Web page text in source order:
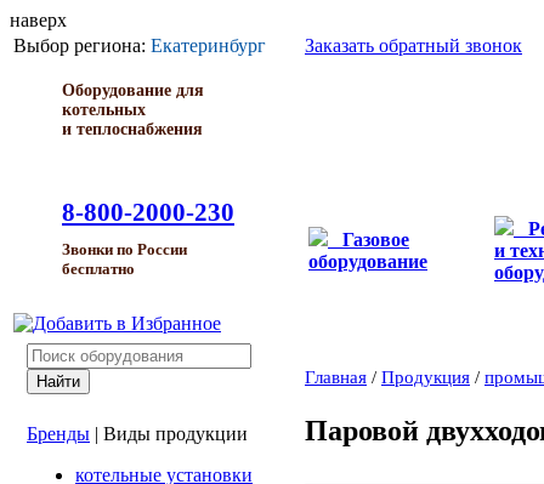
наверх
Выбор региона: Екатеринбург
Оборудование для
котельных
и теплоснабжения
8-800-2000-230
Звонки по России
бесплатно
Заказать обратный звонок
Газовое
оборудование
и
Бренды | Виды продукции
котельные установки
Главная / Продукция /
Паровой